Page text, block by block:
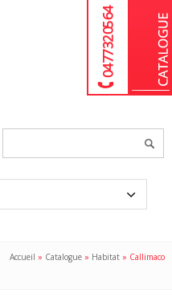
04 77 32 05 64
Accueil » Catalogue » Habitat » Callimaco